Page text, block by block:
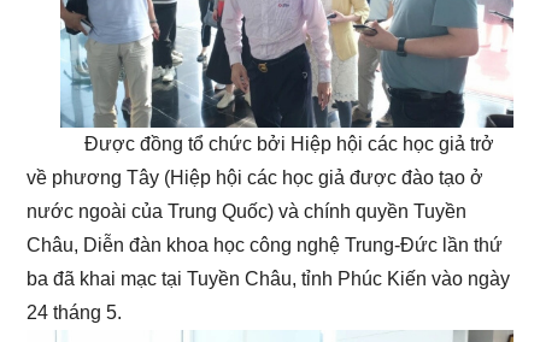
Được đồng tổ chức bởi Hiệp hội các học giả trở
về phương Tây (Hiệp hội các học giả được đào tạo ở
nước ngoài của Trung Quốc) và chính quyền Tuyền
Châu, Diễn đàn khoa học công nghệ Trung-Đức lần thứ
ba đã khai mạc tại Tuyền Châu, tỉnh Phúc Kiến vào ngày
24 tháng 5.